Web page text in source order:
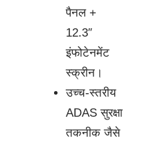
पैनल +
12.3″
इंफोटेनमेंट
स्क्रीन।
उच्च-स्तरीय
ADAS सुरक्षा
तकनीक जैसे